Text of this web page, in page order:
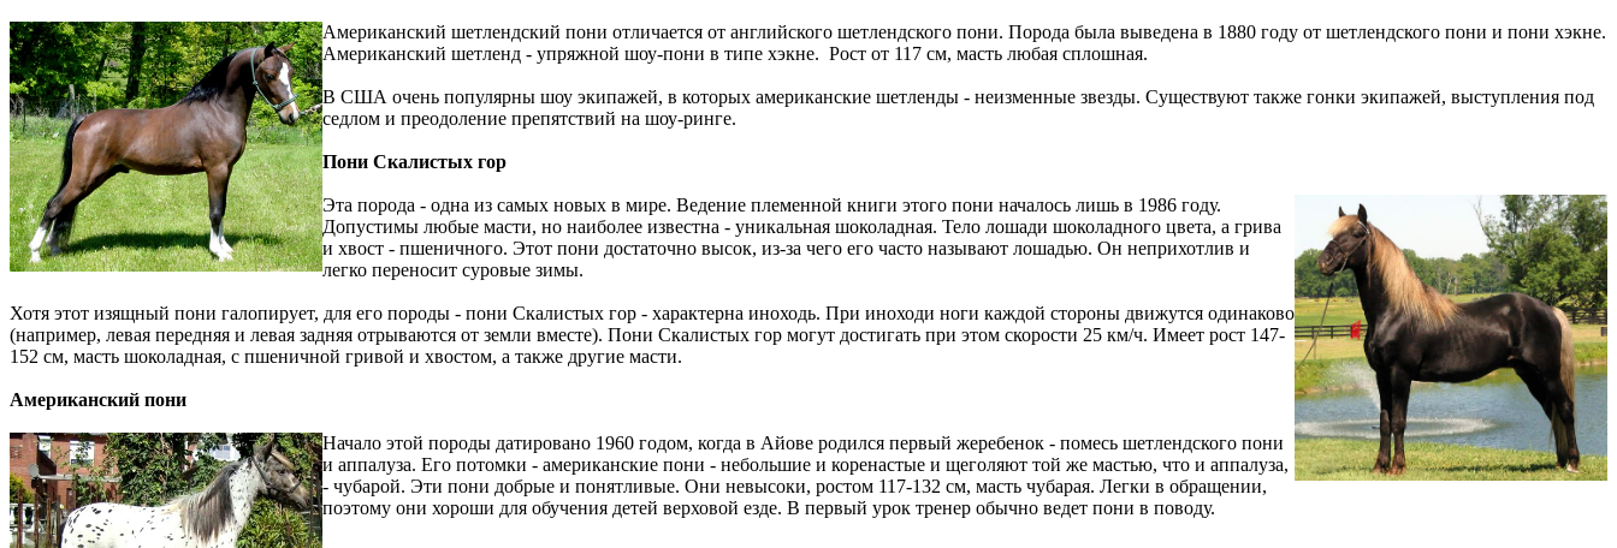
Американский шетлендский пони отличается от английского шетлендского пони. Порода была выведена в 1880 году от шетлендского пони и пони хэкне.
Американский шетленд - упряжной шоу-пони в типе хэкне. Рост от 117 см, масть любая сплошная.
В США очень популярны шоу экипажей, в которых американские шетленды - неизменные звезды. Существуют также гонки экипажей, выступления под
седлом и преодоление препятствий на шоу-ринге.
Пони Скалистых гор
Эта порода - одна из самых новых в мире. Ведение племенной книги этого пони началось лишь в 1986 году.
Допустимы любые масти, но наиболее известна - уникальная шоколадная. Тело лошади шоколадного цвета, а грива
и хвост - пшеничного. Этот пони достаточно высок, из-за чего его часто называют лошадью. Он неприхотлив и
легко переносит суровые зимы.
Хотя этот изящный пони галопирует, для его породы - пони Скалистых гор - характерна иноходь. При иноходи ноги каждой стороны движутся одинаково
(например, левая передняя и левая задняя отрываются от земли вместе). Пони Скалистых гор могут достигать при этом скорости 25 км/ч. Имеет рост 147-
152 см, масть шоколадная, с пшеничной гривой и хвостом, а также другие масти.
Американский пони
Начало этой породы датировано 1960 годом, когда в Айове родился первый жеребенок - помесь шетлендского пони
и аппалуза. Его потомки - американские пони - небольшие и коренастые и щеголяют той же мастью, что и аппалуза,
- чубарой. Эти пони добрые и понятливые. Они невысоки, ростом 117-132 см, масть чубарая. Легки в обращении,
поэтому они хороши для обучения детей верховой езде. В первый урок тренер обычно ведет пони в поводу.